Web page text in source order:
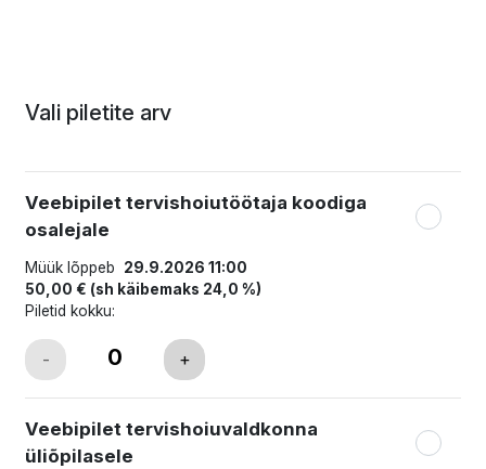
Vali piletite arv
Veebipilet tervishoiutöötaja koodiga
osalejale
Müük lõppeb
29.9.2026 11:00
50,00 € (sh käibemaks 24,0 %)
Piletid kokku:
- +
Veebipilet tervishoiuvaldkonna
üliõpilasele